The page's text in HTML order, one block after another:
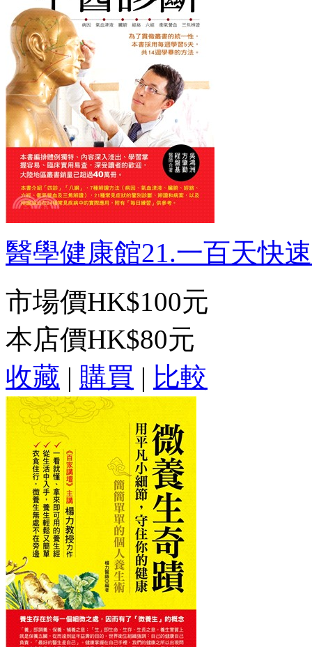
醫學健康館21.一百天快
市場價HK$100元
本店價HK$80元
收藏 | 購買 | 比較